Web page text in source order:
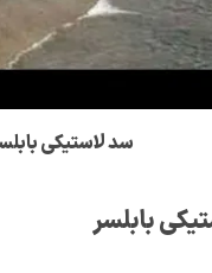
سد لاستیکی
بابلسر